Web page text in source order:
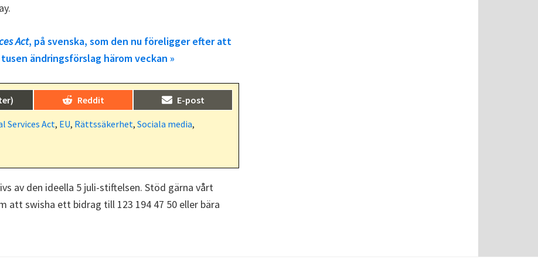
Act, på svenska, som den nu föreligger efter att
ändringsförslag härom veckan »
Dela
på
Reddit
Dela
på
E-post
Services Act, EU, Rättssäkerhet, Sociala media,
av den ideella 5 juli-stiftelsen. Stöd gärna vårt
att swisha ett bidrag till 123 194 47 50 eller bära